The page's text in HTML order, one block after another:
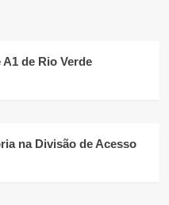
de Rio Verde
na Divisão de Acesso